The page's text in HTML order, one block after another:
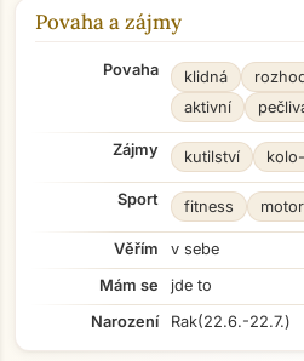
Povaha a zájmy
Povaha klidná
aktivní
Zájmy kutilství
Sport fitness
Věřím
v sebe
Mám se
jde to
Narození
Rak(22.6.-22.7.)